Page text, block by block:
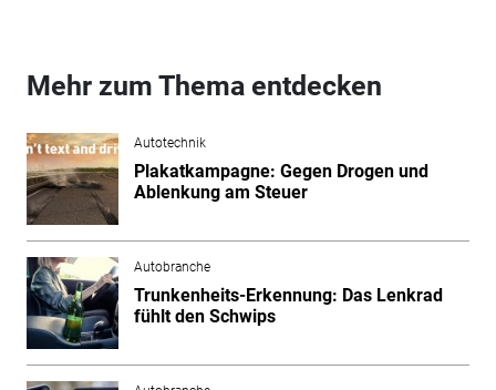
Mehr zum Thema entdecken
Autotechnik
Plakatkampagne: Gegen Drogen und
Ablenkung am Steuer
Autobranche
Trunkenheits-Erkennung: Das Lenkrad
fühlt den Schwips